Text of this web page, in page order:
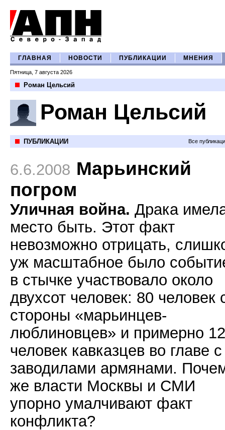
ГЛАВНАЯ НОВОСТИ ПУБЛИКАЦИИ МНЕНИЯ
Пятница, 7 августа 2026
Роман Цельсий
Роман Цельсий
ПУБЛИКАЦИИ Все
6.6.2008 Марьинский
погром
Уличная война. Драка
место быть. Этот факт
невозможно отрицать,
уж масштабное было
в стычке участвовало около
двухсот человек: 80 человек
стороны «марьинцев-
люблиновцев» и примерно
человек кавказцев во главе с
заводилами армянами.
же власти Москвы и СМИ
упорно умалчивают факт
конфликта?